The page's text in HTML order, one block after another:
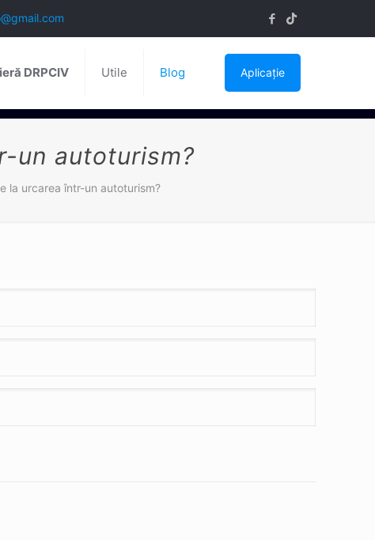
DRPCIV Utile Blog Aplicație
un autoturism?
la urcarea într-un autoturism?